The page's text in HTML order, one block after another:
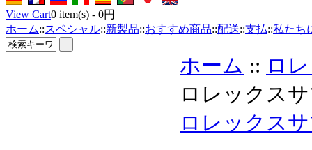
View Cart0 item(s) - 0円
ホーム::スペシャル::新製品::おすすめ商品::配送::支払::私たち
ホーム :: ロ
ロレックス
ロレックス